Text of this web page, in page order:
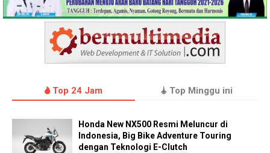
Top 24 Jam Top Minggu ini
Honda New NX500 Resmi Meluncur di
Indonesia, Big Bike Adventure Touring
dengan Teknologi E-Clutch